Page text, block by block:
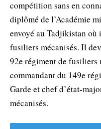
compétition sans en
diplômé de l’Académie
envoyé au Tadjikistan
fusiliers mécanisés. Il
92e régiment de fusiliers
commandant du 149e
Garde et chef d’état-
mécanisés.